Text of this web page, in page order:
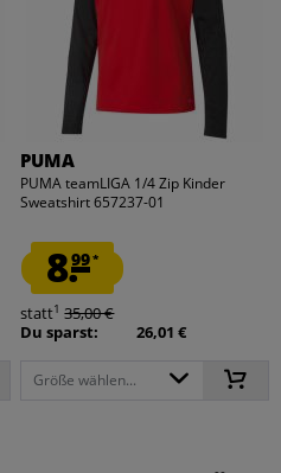
PUMA
PUMA teamLIGA 1/4 Zip Kinder
Sweatshirt 657237-01
8.99*
statt1 35,00 €
Du sparst:
26,01 €
Größe wählen...